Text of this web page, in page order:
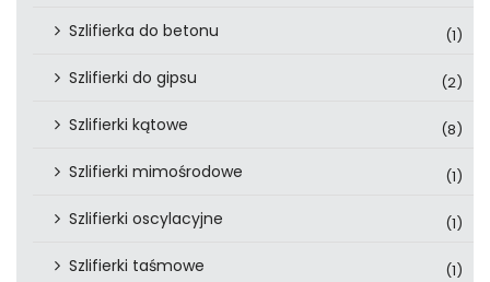
Szlifierka do betonu (1)
Szlifierki do gipsu (2)
Szlifierki kątowe (8)
Szlifierki mimośrodowe (1)
Szlifierki oscylacyjne (1)
Szlifierki taśmowe (1)